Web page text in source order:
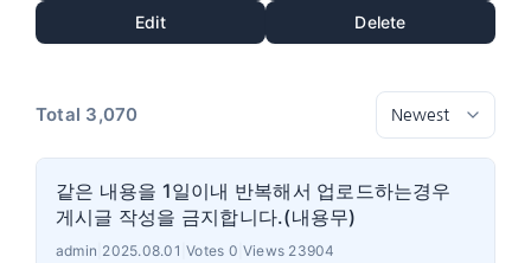
Edit Delete
Total 3,070
같은 내용을 1일이내 반복해서 업로드하는경우
게시글 작성을 금지합니다.(내용무)
admin 2025.08.01 |Votes 0 |Views 23904